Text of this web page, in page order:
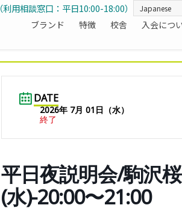
ブランド 特徴 校舎 入会につ
（利用相談窓口：平日10:00-18:00）
DATE
2026年 7月 01日（水）
終了
平日夜説明会/駒沢
(水)-20:00〜21:00